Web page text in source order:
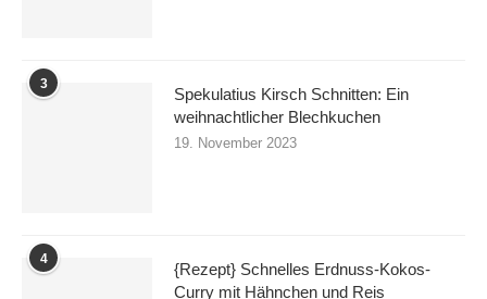
3
Spekulatius Kirsch Schnitten: Ein
weihnachtlicher Blechkuchen
19. November 2023
4
{Rezept} Schnelles Erdnuss-Kokos-
Curry mit Hähnchen und Reis